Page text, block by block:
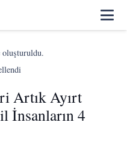
Artık Ayırt
İnsanların 4